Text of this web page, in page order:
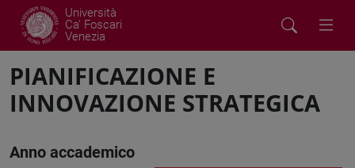
Università
Ca' Foscari
Venezia
PIANIFICAZIONE E
INNOVAZIONE STRATEGICA
Anno accademico